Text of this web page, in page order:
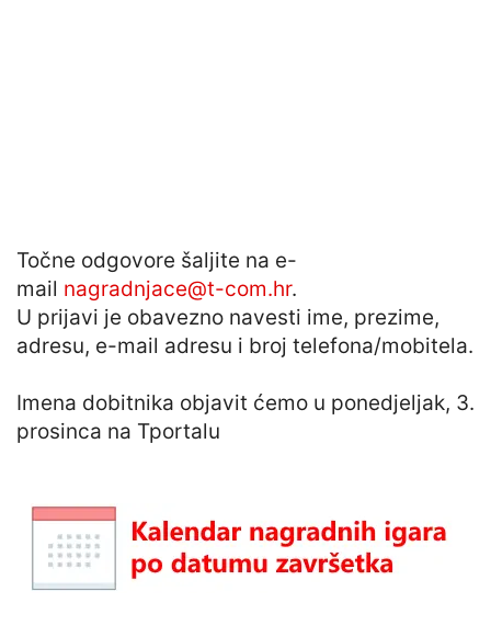
Točne odgovore šaljite na e-
mail nagradnjace@t-com.hr.
U prijavi je obavezno navesti ime, prezime,
adresu, e-mail adresu i broj telefona/mobitela.
Imena dobitnika objavit ćemo u ponedjeljak, 3.
prosinca na Tportalu